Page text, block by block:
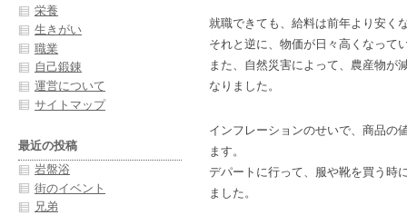
就職できても、給料は前年より安く
それと逆に、物価が日々高くなって
また、自然災害によって、農産物が
なりました。
インフレーションのせいで、商品の
ます。
デパートに行って、服や靴を買う時
ました。
栄養
生きがい
職業
自己鍛錬
運営について
サイトマップ
最近の投稿
岩盤浴
街のイベント
兄弟